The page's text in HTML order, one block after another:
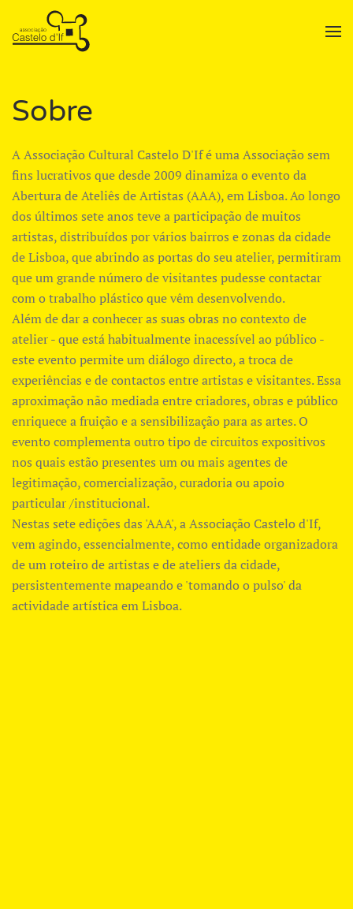
Skip to main content
Sobre
A Associação Cultural Castelo D'If é uma Associação sem
fins lucrativos que desde 2009 dinamiza o evento da
Abertura de Ateliês de Artistas (AAA), em Lisboa. Ao longo
dos últimos sete anos teve a participação de muitos
artistas, distribuídos por vários bairros e zonas da cidade
de Lisboa, que abrindo as portas do seu atelier, permitiram
que um grande número de visitantes pudesse contactar
com o trabalho plástico que vêm desenvolvendo.
Além de dar a conhecer as suas obras no contexto de
atelier - que está habitualmente inacessível ao público -
este evento permite um diálogo directo, a troca de
experiências e de contactos entre artistas e visitantes. Essa
aproximação não mediada entre criadores, obras e público
enriquece a fruição e a sensibilização para as artes. O
evento complementa outro tipo de circuitos expositivos
nos quais estão presentes um ou mais agentes de
legitimação, comercialização, curadoria ou apoio
particular /institucional.
Nestas sete edições das 'AAA', a Associação Castelo d'If,
vem agindo, essencialmente, como entidade organizadora
de um roteiro de artistas e de ateliers da cidade,
persistentemente mapeando e 'tomando o pulso' da
actividade artística em Lisboa.